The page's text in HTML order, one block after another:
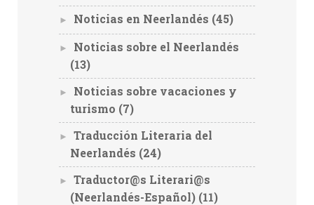
► Noticias en Neerlandés (45)
►
Noticias sobre el Neerlandés
(13)
►
Noticias sobre vacaciones y
turismo (7)
►
Traducción Literaria del
Neerlandés (24)
►
Traductor@s Literari@s
(Neerlandés-Español) (11)